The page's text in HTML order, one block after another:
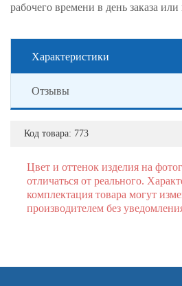
рабочего времени в день заказа
Характеристики
Отзывы
Код товара: 773
Цвет и оттенок изделия на
отличаться от реального.
комплектация товара могут
производителем без